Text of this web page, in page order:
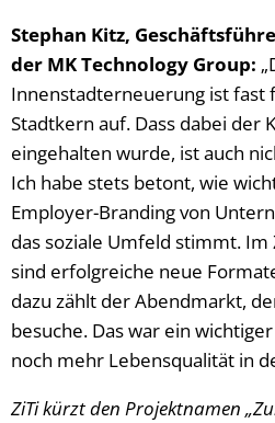
Stephan Kitz,
der MK Technology Group:
Innenstadterneuerung ist fast
Stadtkern auf. Dass dabei der
eingehalten wurde, ist auch
Ich habe stets betont, wie
Employer-Branding von
das soziale Umfeld stimmt. Im
sind erfolgreiche neue
dazu zählt der Abendmarkt,
besuche. Das war ein
noch mehr Lebensqualität in
ZiTi kürzt den Projektnamen